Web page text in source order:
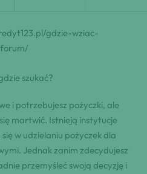
gdzie-wziac-
szukać?
i potrzebujesz pożyczki, ale
martwić. Istnieją instytucje
w udzielaniu pożyczek dla
Jednak zanim zdecydujesz
przemyśleć swoją decyzję i